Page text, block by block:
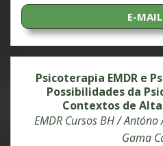
E-MAIL
Psicoterapia EMDR e
Possibilidades da
Contextos de
EMDR Cursos BH /
Gama